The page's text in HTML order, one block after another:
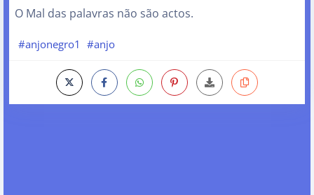
O Mal das palavras não são actos.
#anjonegro1 #anjo